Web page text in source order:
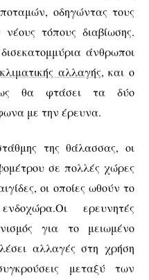
οδηγώντας τους
τόπους διαβίωσης.
άνθρωποι
κλιματικής αλλαγής, και ο
θα φτάσει τα δύο
με την έρευνα.
της θάλασσας, οι
σε πολλές χώρες
οι οποίες ωθούν το
ερευνητές
για το μειωμένο
αλλαγές στη χρήση
μεταξύ των